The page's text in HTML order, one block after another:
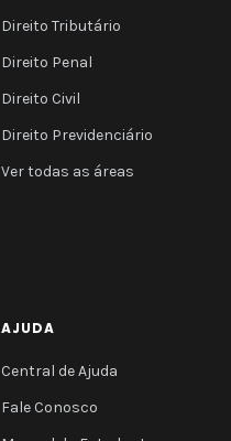
Direito Tributário
Direito Penal
Direito Civil
Direito Previdenciário
Ver todas as áreas
AJUDA
Central de Ajuda
Fale Conosco